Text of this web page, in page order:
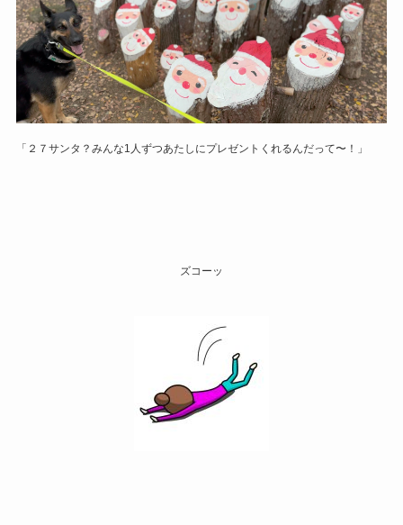
「２７サンタ？みんな1人ずつあたしにプレゼントくれるんだって〜！」
ズコーッ